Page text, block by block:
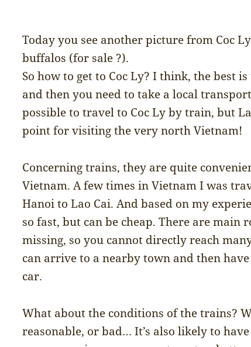
Today you see another picture from Coc
buffalos (for sale ?).
So how to get to Coc Ly? I think, the best
and then you need to take a local
possible to travel to Coc Ly by train, but
point for visiting the very north Vietnam!
Concerning trains, they are quite
Vietnam. A few times in Vietnam I was
Hanoi to Lao Cai. And based on my
so fast, but can be cheap. There are main
missing, so you cannot directly reach
can arrive to a nearby town and then
car.
What about the conditions of the trains?
reasonable, or bad… It’s also likely to